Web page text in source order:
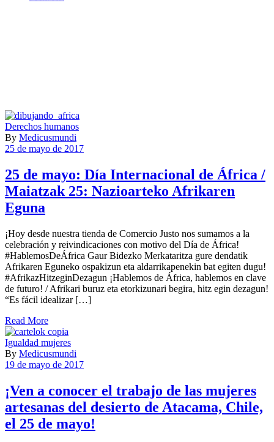
Derechos humanos
By Medicusmundi
25 de mayo de 2017
25 de mayo: Día Internacional de África /
Maiatzak 25: Nazioarteko Afrikaren
Eguna
¡Hoy desde nuestra tienda de Comercio Justo nos sumamos a la
celebración y reivindicaciones con motivo del Día de África!
#HablemosDeÁfrica Gaur Bidezko Merkataritza gure dendatik
Afrikaren Eguneko ospakizun eta aldarrikapenekin bat egiten dugu!
#AfrikazHitzeginDezagun ¡Hablemos de África, hablemos en clave
de futuro! / Afrikari buruz eta etorkizunari begira, hitz egin dezagun!
“Es fácil idealizar […]
Read More
Igualdad mujeres
By Medicusmundi
19 de mayo de 2017
¡Ven a conocer el trabajo de las mujeres
artesanas del desierto de Atacama, Chile,
el 25 de mayo!